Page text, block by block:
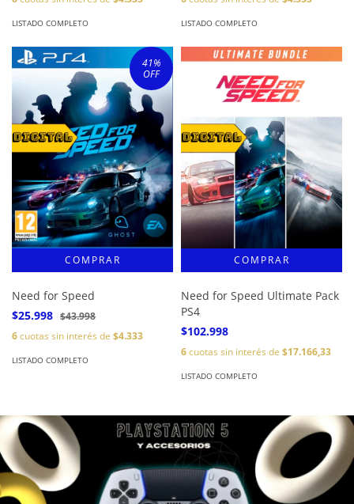
LISTADO COMPLETO LISTADO COMPLETO
41%
OFF
Need for Speed
$25.998 $43.998
6cuotas sin interés de $4.333
LISTADO COMPLETO
Need for Speed Ultimate Pack
PS4
$102.998
6cuotas sin interés de $17.166,33
LISTADO COMPLETO